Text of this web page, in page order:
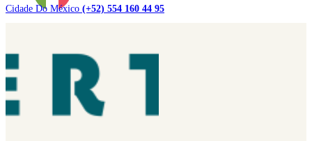
Cidade Do México (+52) 554 160 44 95